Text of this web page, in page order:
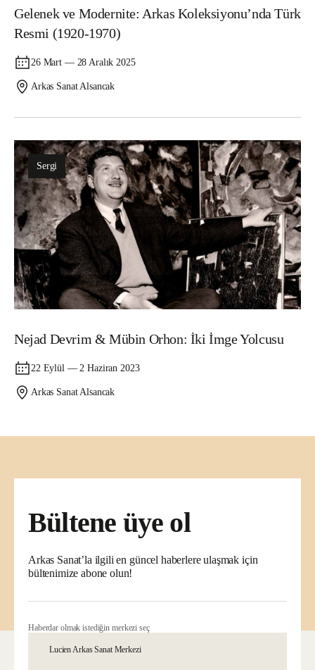
Gelenek ve Modernite: Arkas Koleksiyonu’nda Türk
Resmi (1920-1970)
26 Mart — 28 Aralık 2025
Arkas Sanat Alsancak
Sergi
Nejad Devrim & Mübin Orhon: İki İmge Yolcusu
22 Eylül — 2 Haziran 2023
Arkas Sanat Alsancak
Bültene üye ol
Arkas Sanat’la ilgili en güncel haberlere ulaşmak için
bültenimize abone olun!
Haberdar olmak istediğin merkezi seç
Lucien Arkas Sanat Merkezi